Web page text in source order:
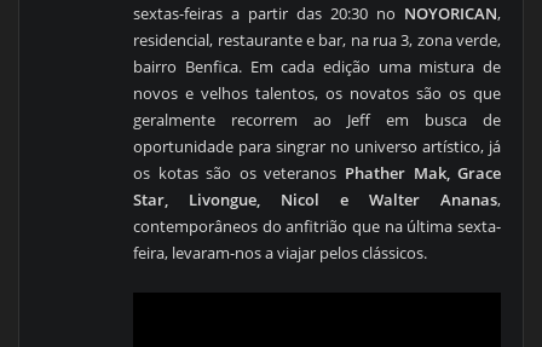
sextas-feiras a partir das 20:30 no NOYORICAN,
residencial, restaurante e bar, na rua 3, zona verde,
bairro Benfica. Em cada edição uma mistura de
novos e velhos talentos, os novatos são os que
geralmente recorrem ao Jeff em busca de
oportunidade para singrar no universo artístico, já
os kotas são os veteranos Phather Mak, Grace
Star, Livongue, Nicol e Walter Ananas,
contemporâneos do anfitrião que na última sexta-
feira, levaram-nos a viajar pelos clássicos.